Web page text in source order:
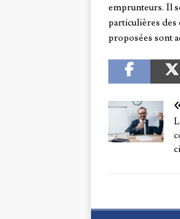
emprunteurs. Il
particulières des
proposées sont